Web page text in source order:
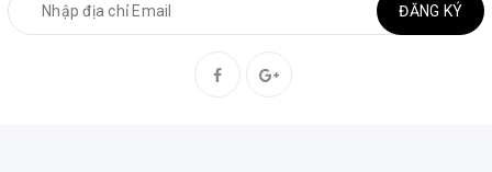
ĐĂNG KÝ